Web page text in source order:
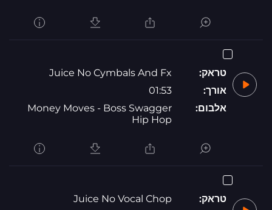
טראק:
Juice No Cymbals And Fx
אורך:
01:53
אלבום:
Money Moves - Boss Swagger
Hip Hop
טראק:
Juice No Vocal Chop